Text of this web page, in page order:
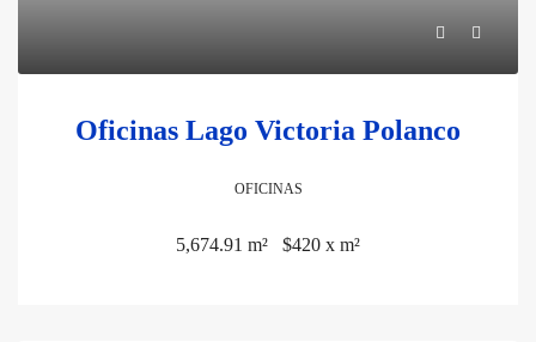
Oficinas Lago Victoria Polanco
OFICINAS
5,674.91 m² $420 x m²